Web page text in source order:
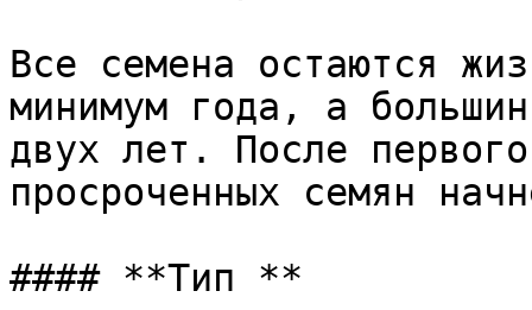
Все семена остаются
минимум года, а
двух лет. После
просроченных семян
#### **Тип **